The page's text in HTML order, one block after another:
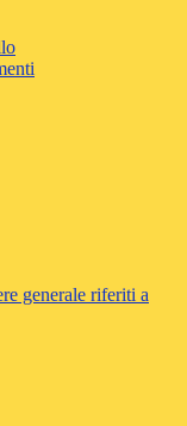
generale riferiti a